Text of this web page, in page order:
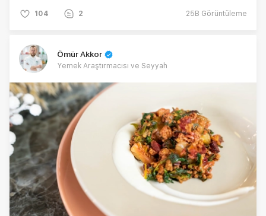
104 2 25B Görüntüleme
Ömür Akkor
Yemek Araştırmacısı ve Seyyah